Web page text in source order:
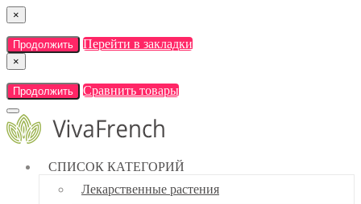
×
Продолжить Перейти в закладки
×
Продолжить Сравнить товары
СПИСОК КАТЕГОРИЙ
Лекарственные растения